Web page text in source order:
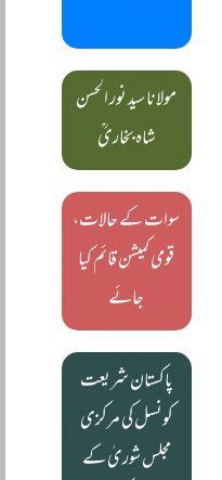
مولانا سید نور الحسن
شاہ بخاریؒ
سوات کے حالات،
قومی کمیشن قائم کیا
جائے
پاکستان شریعت
کونسل کی مرکزی
مجلس شوریٰ کے